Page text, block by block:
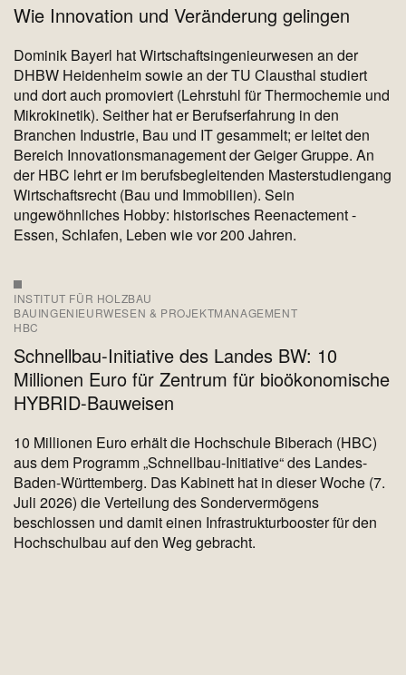
Wie Innovation und Veränderung gelingen
Dominik Bayerl hat Wirtschaftsingenieurwesen an der
DHBW Heidenheim sowie an der TU Clausthal studiert
und dort auch promoviert (Lehrstuhl für Thermochemie und
Mikrokinetik). Seither hat er Berufserfahrung in den
Branchen Industrie, Bau und IT gesammelt; er leitet den
Bereich Innovationsmanagement der Geiger Gruppe. An
der HBC lehrt er im berufsbegleitenden Masterstudiengang
Wirtschaftsrecht (Bau und Immobilien). Sein
ungewöhnliches Hobby: historisches Reenactement -
Essen, Schlafen, Leben wie vor 200 Jahren.
INSTITUT FÜR HOLZBAU
BAUINGENIEURWESEN & PROJEKTMANAGEMENT
HBC
Schnellbau-Initiative des Landes BW: 10
Millionen Euro für Zentrum für bioökonomische
HYBRID-Bauweisen
10 Millionen Euro erhält die Hochschule Biberach (HBC)
aus dem Programm „Schnellbau-Initiative“ des Landes-
Baden-Württemberg. Das Kabinett hat in dieser Woche (7.
Juli 2026) die Verteilung des Sondervermögens
beschlossen und damit einen Infrastrukturbooster für den
Hochschulbau auf den Weg gebracht.